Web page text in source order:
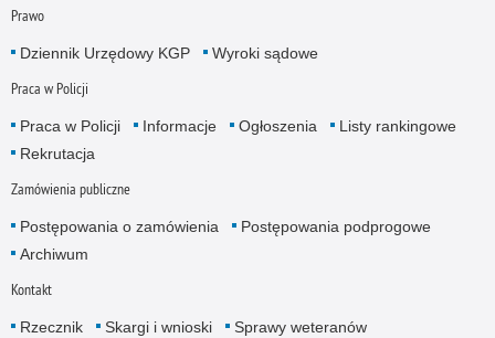
Prawo
Dziennik Urzędowy KGP Wyroki sądowe
Praca w Policji
Praca w Policji Informacje Ogłoszenia
Listy rankingowe
Rekrutacja
Zamówienia publiczne
Postępowania o zamówienia
Postępowania podprogowe
Archiwum
Kontakt
Rzecznik Skargi i wnioski Sprawy weteranów